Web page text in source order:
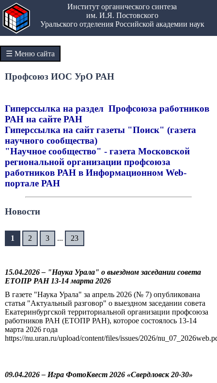
Институт органического синтеза
им. И.Я. Постовского
Уральского отделения Российской академии наук
☰ Меню сайта
Профсоюз ИОС УрО РАН
Гиперссылка на раздел Профсоюза работников
РАН на сайте РАН
Гиперссылка на сайт газеты "Поиск" (газета
научного сообщества)
"Научное сообщество" - газета Московской
региональной организации профсоюза
работников РАН в Информационном Web-
портале РАН
Новости
1 2 3 ... 23
15.04.2026 – "Наука Урала" о выездном заседании совета
ЕТОПР РАН 13-14 марта 2026
В газете "Наука Урала" за апрель 2026 (№ 7) опубликована
статья "Актуальный разговор" о выездном заседании совета
Екатеринбургской территориальной организации профсоюза
работников РАН (ЕТОПР РАН), которое состоялось 13-14
марта 2026 года
https://nu.uran.ru/upload/content/files/issues/2026/
09.04.2026 – Игра ФотоКвест 2026 «Свердловск 20-30»